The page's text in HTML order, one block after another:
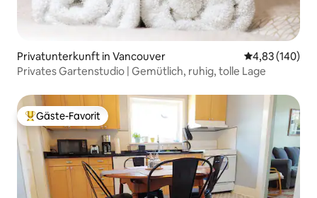
Privatunterkunft in Vancouver
4,83 (140)
Privates Gartenstudio | Gemütlich, ruhig, tolle Lage
Beliebter Gäste-Favorit.
Gäste-Favorit